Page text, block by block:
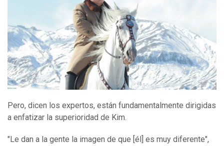
Pero, dicen los expertos, están fundamentalmente dirigidas
a enfatizar la superioridad de Kim.
"Le dan a la gente la imagen de que [él] es muy diferente",